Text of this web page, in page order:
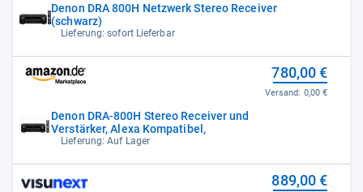
Denon DRA 800H Netzwerk Stereo Receiver
(schwarz)
Lieferung: sofort Lieferbar
Denon DRA-800H Stereo Receiver und
Verstärker, Alexa Kompatibel,
Lieferung: Auf Lager
780,00 €
Versand: 0,00 €
889,00 €